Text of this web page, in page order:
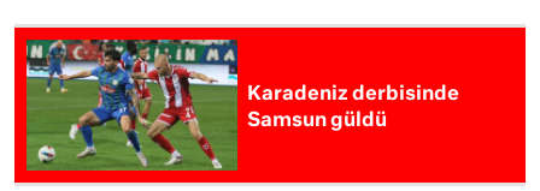
Karadeniz derbisinde
Samsun güldü